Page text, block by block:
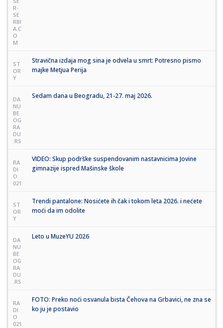
R-
SE
RBI
A.C
O
M
ST
OR
Y
Stravična izdaja mog sina je odvela u smrt: Potresno pismo
majke Metjua Perija
DA
NU
BE
OG
RA
DU
.RS
Sedam dana u Beogradu, 21-27. maj 2026.
RA
DI
O
021
VIDEO: Skup podrške suspendovanim nastavnicima Jovine
gimnazije ispred Mašinske škole
ST
OR
Y
Trendi pantalone: Nosićete ih čak i tokom leta 2026. i nećete
moći da im odolite
DA
NU
BE
OG
RA
DU
.RS
Leto u MuzeYU 2026
RA
DI
O
021
FOTO: Preko noći osvanula bista Čehova na Grbavici, ne zna se
ko ju je postavio